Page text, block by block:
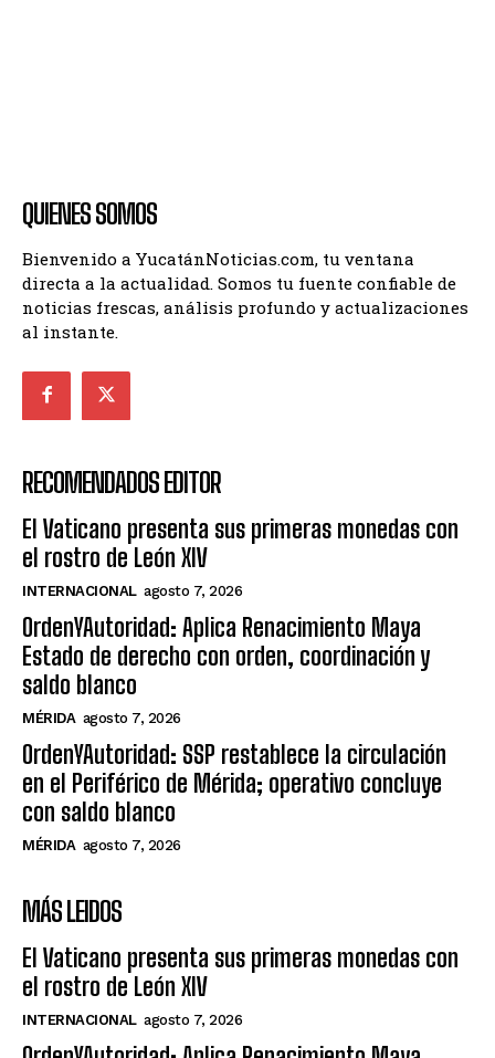
QUIENES SOMOS
Bienvenido a YucatánNoticias.com, tu ventana
directa a la actualidad. Somos tu fuente confiable de
noticias frescas, análisis profundo y actualizaciones
al instante.
RECOMENDADOS EDITOR
El Vaticano presenta sus primeras monedas con
el rostro de León XIV
INTERNACIONAL agosto 7, 2026
OrdenYAutoridad: Aplica Renacimiento Maya
Estado de derecho con orden, coordinación y
saldo blanco
MÉRIDA agosto 7, 2026
OrdenYAutoridad: SSP restablece la circulación
en el Periférico de Mérida; operativo concluye
con saldo blanco
MÉRIDA agosto 7, 2026
MÁS LEIDOS
El Vaticano presenta sus primeras monedas con
el rostro de León XIV
INTERNACIONAL agosto 7, 2026